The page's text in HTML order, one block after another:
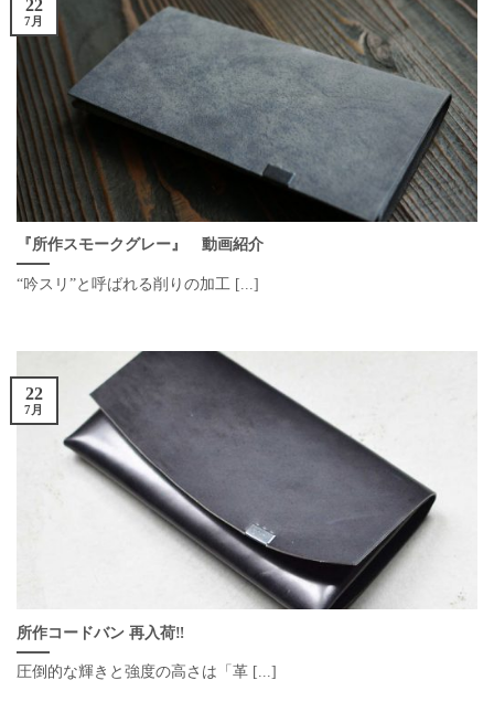
『所作スモークグレー』 動画紹介
“吟スリ”と呼ばれる削りの加工 [...]
22
7月
所作コードバン 再入荷‼︎
圧倒的な輝きと強度の高さは「革 [...]
22
7月